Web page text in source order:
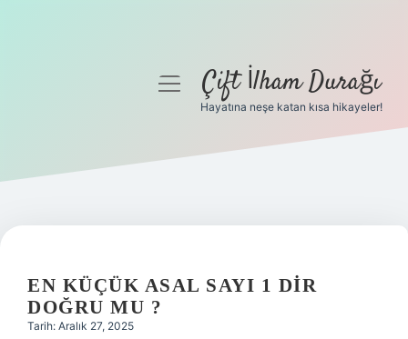
Gizlilik Politikası
Yasal Uyarı
menüyüÇift İlham Durağı
Hayatına neşe katan kısa hikayeler!
EN KÜÇÜK ASAL SAYI 1 DIR
DOĞRU MU ?
Tarih: Aralık 27, 2025